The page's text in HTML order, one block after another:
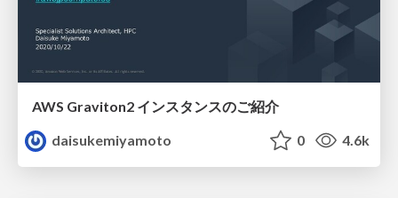
AWS Graviton2 インスタンスのご紹介
daisukemiyamoto
0 4.6k